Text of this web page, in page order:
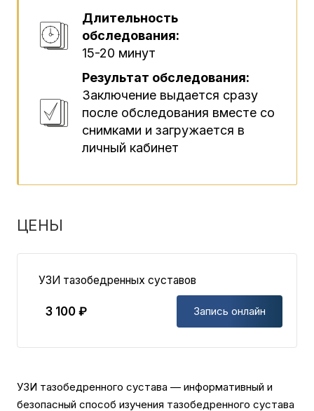
Длительность
обследования:
15-20 минут
Результат обследования:
Заключение выдается сразу
после обследования вместе со
снимками и загружается в
личный кабинет
ЦЕНЫ
УЗИ тазобедренных суставов
3 100 ₽ Запись онлайн
УЗИ тазобедренного сустава — информативный и
безопасный способ изучения тазобедренного сустава